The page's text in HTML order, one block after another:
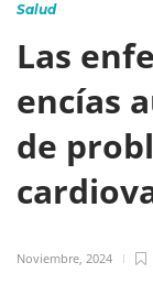
Salud
Las
encías
de
Noviembre, 2024